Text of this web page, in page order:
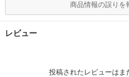
商品情報の誤りを
レビュー
投稿されたレビューはま